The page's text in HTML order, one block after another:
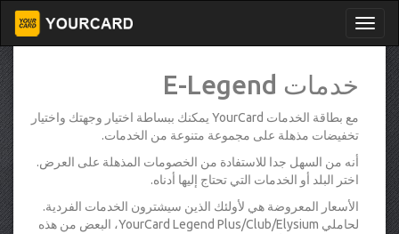
خدمات E-Legend
مع بطاقة الخدمات YourCard يمكنك ببساطة اختيار وجهتك واختيار
تخفيضات مذهلة على مجموعة متنوعة من الخدمات.
أنه من السهل جدا للاستفادة من الخصومات المذهلة على العرض.
اختر البلد أو الخدمات التي تحتاج إليها أدناه.
الأسعار المعروضة هي لأولئك الذين سيشترون الخدمات الفردية.
لحاملي YourCard Legend Plus/Club/Elysium، البعض من هذه